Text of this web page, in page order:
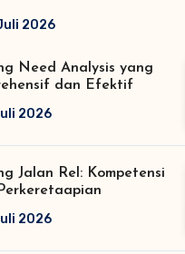
2026
Need Analysis yang
dan Efektif
2026
Jalan Rel: Kompetensi
2026